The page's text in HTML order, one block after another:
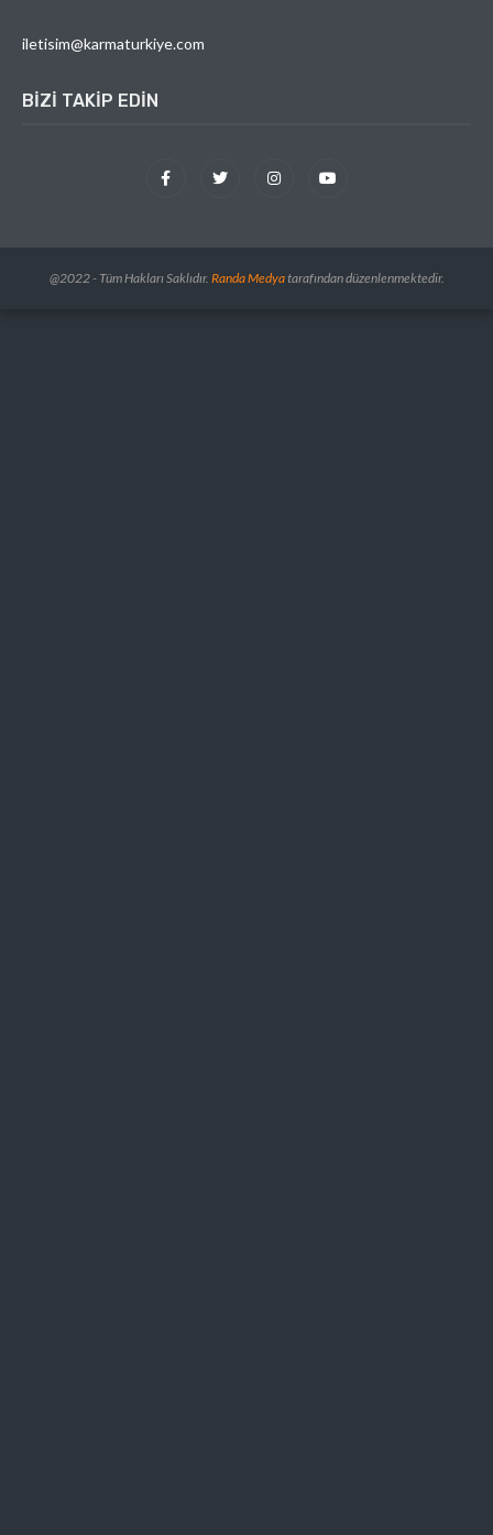
iletisim@karmaturkiye.com
BIZI TAKIP EDIN
@2022 - Tüm Hakları Saklıdır. Randa Medyatarafından düzenlenmektedir.